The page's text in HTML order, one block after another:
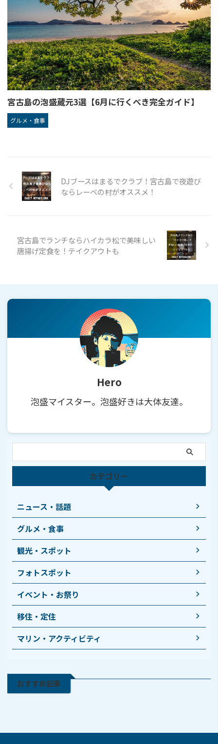
宮古島の泡盛蔵元3選【6月に行くべき完全ガイド】
グルメ・食事
DJブースはまるでクラブ！宮古島で夜遊び
ならレーベの村がオススメ！
宮古島でランチならハイカラ松で美味しい
唐揚げ定食を！テイクアウトも
Hero
泡盛マイスター。泡盛好きは大体友達。
カテゴリー
ニュース・話題
グルメ・食事
観光・スポット
フォトスポット
イベント・お祭り
移住・定住
マリン・アクティビティ
おすすめ記事